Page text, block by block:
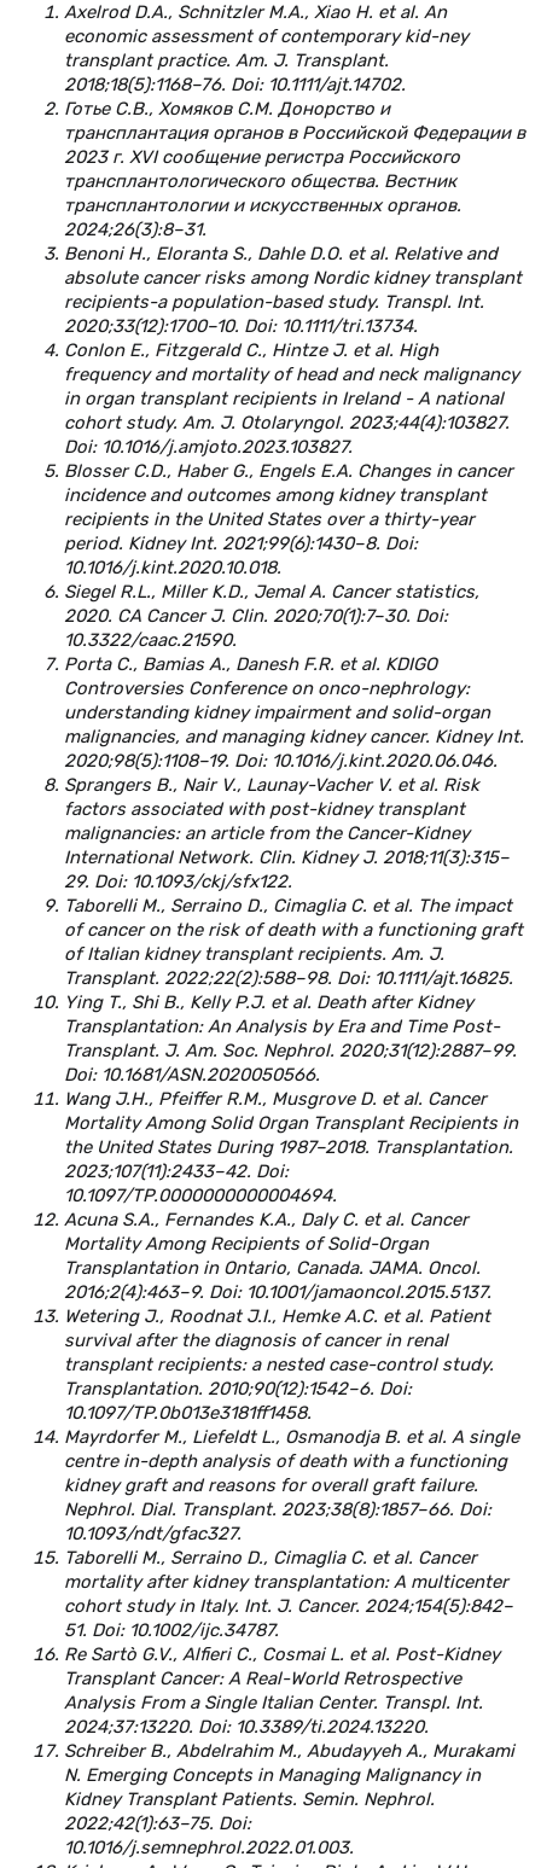
Axelrod D.A., Schnitzler M.A., Xiao H. et al. An
economic assessment of contemporary kid-ney
transplant practice. Am. J. Transplant.
2018;18(5):1168–76. Doi: 10.1111/ajt.14702.
Готье С.В., Хомяков С.М. Донорство и
трансплантация органов в Российской Федерации в
2023 г. XVI сообщение регистра Российского
трансплантологического общества. Вестник
трансплантологии и искусственных органов.
2024;26(3):8–31.
Benoni H., Eloranta S., Dahle D.O. et al. Relative and
absolute cancer risks among Nordic kidney transplant
recipients-a population-based study. Transpl. Int.
2020;33(12):1700–10. Doi: 10.1111/tri.13734.
Conlon E., Fitzgerald C., Hintze J. et al. High
frequency and mortality of head and neck malignancy
in organ transplant recipients in Ireland - A national
cohort study. Am. J. Otolaryngol. 2023;44(4):103827.
Doi: 10.1016/j.amjoto.2023.103827.
Blosser C.D., Haber G., Engels E.A. Changes in cancer
incidence and outcomes among kidney transplant
recipients in the United States over a thirty-year
period. Kidney Int. 2021;99(6):1430–8. Doi:
10.1016/j.kint.2020.10.018.
Siegel R.L., Miller K.D., Jemal A. Cancer statistics,
2020. CA Cancer J. Clin. 2020;70(1):7–30. Doi:
10.3322/caac.21590.
Porta C., Bamias A., Danesh F.R. et al. KDIGO
Controversies Conference on onco-nephrology:
understanding kidney impairment and solid-organ
malignancies, and managing kidney cancer. Kidney Int.
2020;98(5):1108–19. Doi: 10.1016/j.kint.2020.06.046.
Sprangers B., Nair V., Launay-Vacher V. et al. Risk
factors associated with post-kidney transplant
malignancies: an article from the Cancer-Kidney
International Network. Clin. Kidney J. 2018;11(3):315–
29. Doi: 10.1093/ckj/sfx122.
Taborelli M., Serraino D., Cimaglia C. et al. The impact
of cancer on the risk of death with a functioning graft
of Italian kidney transplant recipients. Am. J.
Transplant. 2022;22(2):588–98. Doi: 10.1111/ajt.16825.
Ying T., Shi B., Kelly P.J. et al. Death after Kidney
Transplantation: An Analysis by Era and Time Post-
Transplant. J. Am. Soc. Nephrol. 2020;31(12):2887–99.
Doi: 10.1681/ASN.2020050566.
Wang J.H., Pfeiffer R.M., Musgrove D. et al. Cancer
Mortality Among Solid Organ Transplant Recipients in
the United States During 1987–2018. Transplantation.
2023;107(11):2433–42. Doi:
10.1097/TP.0000000000004694.
Acuna S.A., Fernandes K.A., Daly C. et al. Cancer
Mortality Among Recipients of Solid-Organ
Transplantation in Ontario, Canada. JAMA. Oncol.
2016;2(4):463–9. Doi: 10.1001/jamaoncol.2015.5137.
Wetering J., Roodnat J.I., Hemke A.C. et al. Patient
survival after the diagnosis of cancer in renal
transplant recipients: a nested case-control study.
Transplantation. 2010;90(12):1542–6. Doi:
10.1097/TP.0b013e3181ff1458.
Mayrdorfer M., Liefeldt L., Osmanodja B. et al. A single
centre in-depth analysis of death with a functioning
kidney graft and reasons for overall graft failure.
Nephrol. Dial. Transplant. 2023;38(8):1857–66. Doi:
10.1093/ndt/gfac327.
Taborelli M., Serraino D., Cimaglia C. et al. Cancer
mortality after kidney transplantation: A multicenter
cohort study in Italy. Int. J. Cancer. 2024;154(5):842–
51. Doi: 10.1002/ijc.34787.
Re Sartò G.V., Alfieri C., Cosmai L. et al. Post-Kidney
Transplant Cancer: A Real-World Retrospective
Analysis From a Single Italian Center. Transpl. Int.
2024;37:13220. Doi: 10.3389/ti.2024.13220.
Schreiber B., Abdelrahim M., Abudayyeh A., Murakami
N. Emerging Concepts in Managing Malignancy in
Kidney Transplant Patients. Semin. Nephrol.
2022;42(1):63–75. Doi:
10.1016/j.semnephrol.2022.01.003.